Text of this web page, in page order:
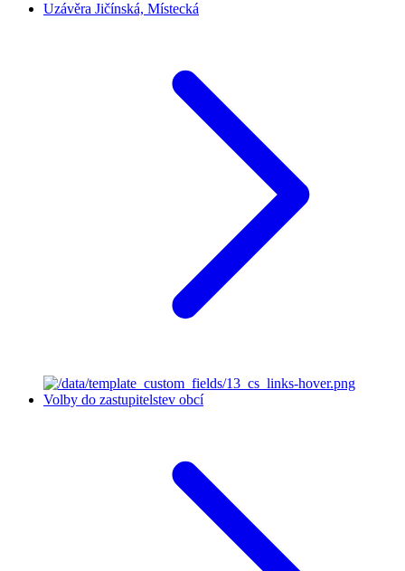
Uzávěra Jičínská, Místecká
Volby do zastupitelstev obcí